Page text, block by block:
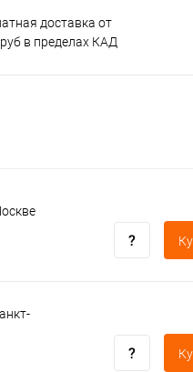
доставка от
в пределах КАД